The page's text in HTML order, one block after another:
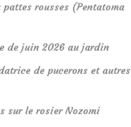
pattes rousses (Pentatoma
de juin 2026 au jardin
de pucerons et autres
sur le rosier Nozomi